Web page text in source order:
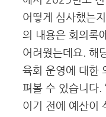
어떻게 심사했는
의 내용은 회의록
어려웠는데요. 해
육회 운영에 대한
펴볼 수 있습니다.
이기 전에 예산이